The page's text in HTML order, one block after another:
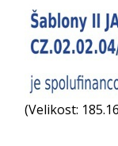
(Velikost: